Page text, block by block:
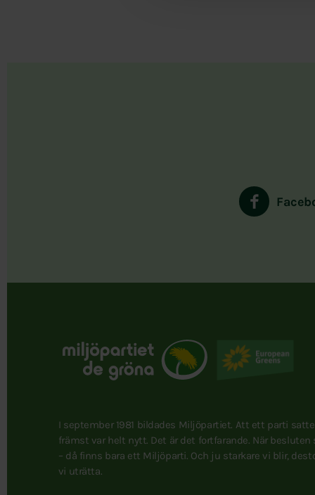
I september 1981 bildades Miljöpartiet. Att ett parti
främst var helt nytt. Det är det fortfarande. När besluten
– då finns bara ett Miljöparti. Och ju starkare vi blir,
vi uträtta.